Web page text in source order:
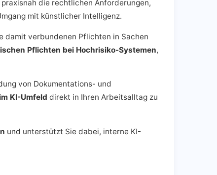
die rechtlichen Anforderungen,
mit künstlicher Intelligenz.
damit verbundenen Pflichten in Sachen
Pflichten bei Hochrisiko-Systemen,
von Dokumentations- und
KI-Umfeld direkt in Ihren Arbeitsalltag zu
und unterstützt Sie dabei, interne KI-